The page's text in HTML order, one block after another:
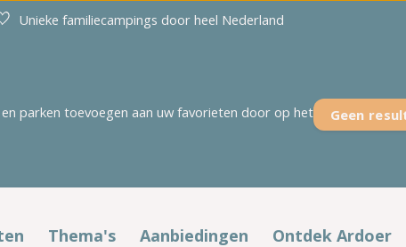
Unieke familiecampings door heel Nederland
Geen
parken toevoegen aan uw favorieten door op het
Holterberg
Ginsterveld
Thema's Aanbiedingen Ontdek Ardoer